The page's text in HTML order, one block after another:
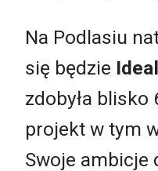
Na Podlasiu
się będzie
zdobyła blisko
projekt w tym
Swoje ambicje